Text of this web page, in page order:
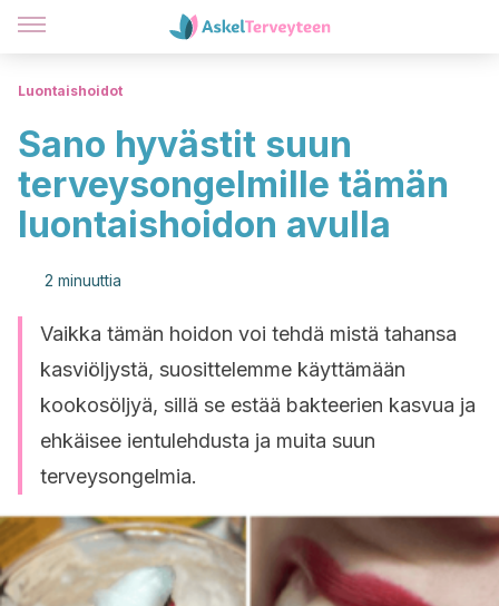
Luontaishoidot
Sano hyvästit suun
terveysongelmille tämän
luontaishoidon avulla
2 minuuttia
Vaikka tämän hoidon voi tehdä mistä tahansa
kasviöljystä, suosittelemme käyttämään
kookosöljyä, sillä se estää bakteerien kasvua ja
ehkäisee ientulehdusta ja muita suun
terveysongelmia.